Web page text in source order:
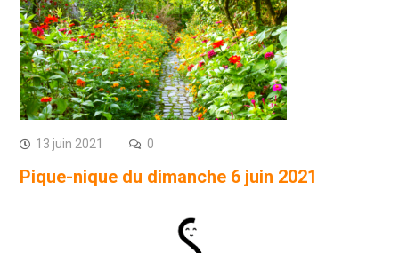
13 juin 2021 0
Pique-nique du dimanche 6 juin 2021